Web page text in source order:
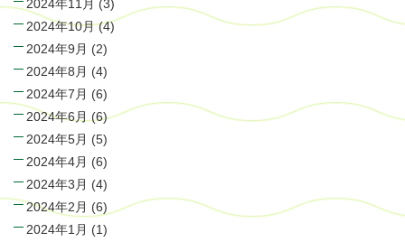
2024年11月 (3)
2024年10月(4)
2024年9月 (2)
2024年8月 (4)
2024年7月 (6)
2024年6月(6)
2024年5月 (5)
2024年4月 (6)
2024年3月 (4)
2024年2月 (6)
2024年1月 (1)